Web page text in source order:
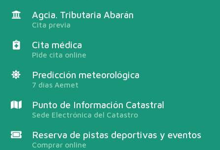
Agcia. Tributaria Abarán
Cita previa
Cita médica
Pide cita online
Predicción meteorológica
7 días Aemet
Punto de Información Catastral
Sede Electrónica del Catastro
Reserva de pistas deportivas y eventos
Comprar online